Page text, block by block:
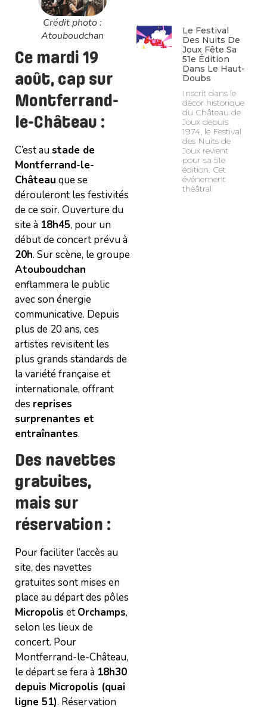
Crédit photo :
Atouboudchan
Ce mardi 19
août, cap sur
Montferrand-
le-Château :
C’est austade de
Montferrand-le-
Château que se
dérouleront les festivités
de ce soir. Ouverture du
site à 18h45, pour un
début de concert prévu à
20h. Sur scène, le groupe
Atouboudchan
enflammera le public
avec son énergie
communicative. Depuis
plus de 20 ans, ces
artistes revisitent les
plus grands standards de
la variété française et
internationale, offrant
des reprises
surprenantes et
entraînantes.
Des navettes
gratuites,
mais sur
réservation :
Pour faciliter l’accès au
site, des navettes
gratuites sont mises en
place au départ des pôles
Micropolis et Orchamps,
selon les lieux de
concert. Pour
Montferrand-le-Château,
le départ se fera à 18h30
depuis Micropolis (quai
ligne 51). Réservation
Le Festival
Des Nuits De
Joux Fête Sa
51e Édition
Dans Le Haut-
Doubs
Inscrit dans le
décor historique
du Château de
Joux depuis
1974, le Festival
des Nuits de
Joux revient
pour sa 51e
édition. Cet
événement
théâtral